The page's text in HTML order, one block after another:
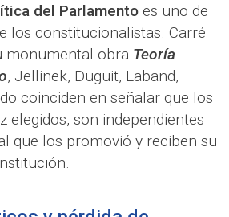
del Parlamento es uno de
los constitucionalistas. Carré
monumental obra Teoría
, Jellinek, Duguit, Laband,
coinciden en señalar que los
elegidos, son independientes
que los promovió y reciben su